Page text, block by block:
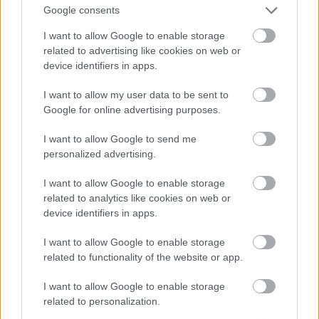
Google consents
I want to allow Google to enable storage
related to advertising like cookies on web or
device identifiers in apps.
I want to allow my user data to be sent to
Google for online advertising purposes.
I want to allow Google to send me
personalized advertising.
I want to allow Google to enable storage
related to analytics like cookies on web or
device identifiers in apps.
I want to allow Google to enable storage
related to functionality of the website or app.
I want to allow Google to enable storage
related to personalization.
kitöltő, és egyéb külső modulokkal egészítették ki -
ilyenkor gyakran a különféle céges nyilvántartó
rendszerekre is rákötötték őket, újabb konfigurációs
felületekkel egészítve ki a meglévő 200-félét.
Kártya V2.0
A technológia fejlődésével a hagyományos kártyák
olvasók, a programozható kártyák, és a kártyaszám
felküldésén alapuló azonosítás már nem volt elég jó.
olvastatni a kártyát, és mire a delikvens kettőt
pislogott volna, már el is készültek a
kártyamásolatok.